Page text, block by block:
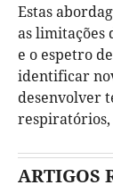
Estas
as limitações
e o espetro
identificar
desenvolver
ARTIGOS